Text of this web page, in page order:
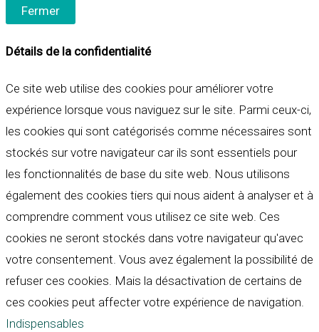
Fermer
Détails de la confidentialité
Ce site web utilise des cookies pour améliorer votre
expérience lorsque vous naviguez sur le site. Parmi ceux-ci,
les cookies qui sont catégorisés comme nécessaires sont
stockés sur votre navigateur car ils sont essentiels pour
les fonctionnalités de base du site web. Nous utilisons
également des cookies tiers qui nous aident à analyser et à
comprendre comment vous utilisez ce site web. Ces
cookies ne seront stockés dans votre navigateur qu'avec
votre consentement. Vous avez également la possibilité de
refuser ces cookies. Mais la désactivation de certains de
ces cookies peut affecter votre expérience de navigation.
Indispensables